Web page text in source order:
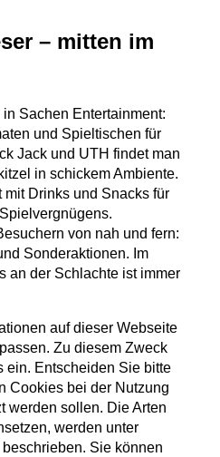
– mitten im
Sachen Entertainment:
und Spieltischen für
Jack und UTH findet man
in schickem Ambiente.
mit Drinks und Snacks für
von nah und fern:
Sonderaktionen. Im
an der Schlachte ist immer
auf dieser Webseite
Zu diesem Zweck
ein. Entscheiden Sie bitte
Cookies bei der Nutzung
werden sollen. Die Arten
werden unter
Sie können